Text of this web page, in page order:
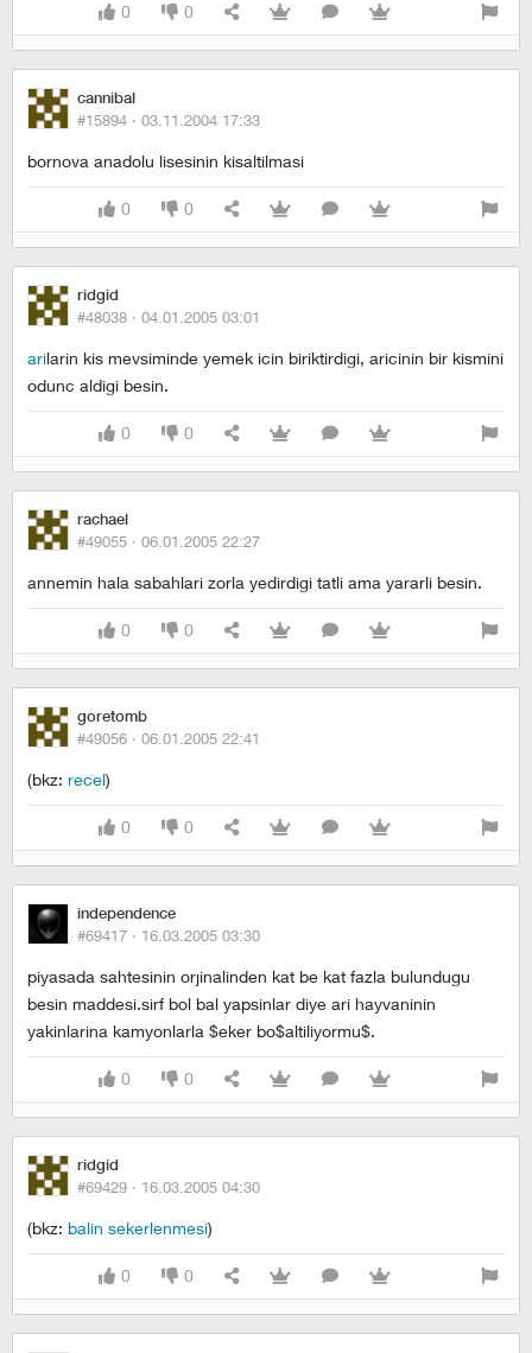
0 0
cannibal
#15894 · 03.11.2004 17:33
bornova anadolu lisesinin kisaltilmasi
0 0
ridgid
#48038 · 04.01.2005 03:01
arilarin kis mevsiminde yemek icin biriktirdigi, aricinin bir kismini
odunc aldigi besin.
0 0
rachael
#49055 · 06.01.2005 22:27
annemin hala sabahlari zorla yedirdigi tatli ama yararli besin.
0 0
goretomb
#49056 · 06.01.2005 22:41
(bkz: recel)
0 0
independence
#69417 · 16.03.2005 03:30
piyasada sahtesinin orjinalinden kat be kat fazla bulundugu
besin maddesi.sirf bol bal yapsinlar diye ari hayvaninin
yakinlarina kamyonlarla $eker bo$altiliyormu$.
0 0
ridgid
#69429 · 16.03.2005 04:30
(bkz: balin sekerlenmesi)
0 0